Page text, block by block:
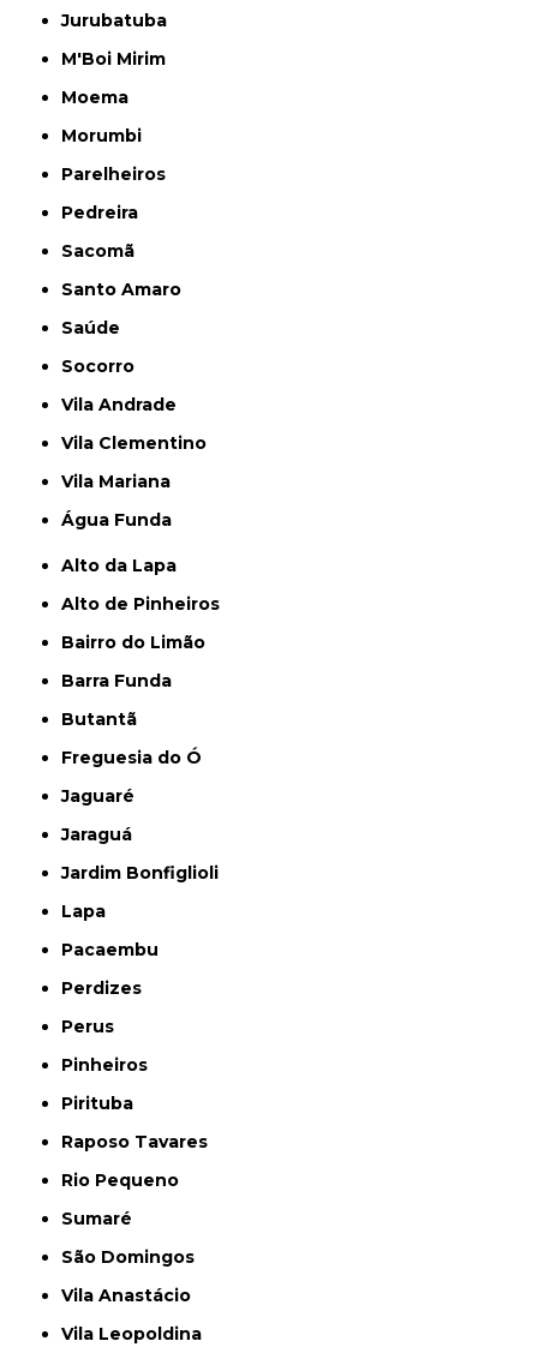
Jurubatuba
M'Boi Mirim
Moema
Morumbi
Parelheiros
Pedreira
Sacomã
Santo Amaro
Saúde
Socorro
Vila Andrade
Vila Clementino
Vila Mariana
Água Funda
Alto da Lapa
Alto de Pinheiros
Bairro do Limão
Barra Funda
Butantã
Freguesia do Ó
Jaguaré
Jaraguá
Jardim Bonfiglioli
Lapa
Pacaembu
Perdizes
Perus
Pinheiros
Pirituba
Raposo Tavares
Rio Pequeno
Sumaré
São Domingos
Vila Anastácio
Vila Leopoldina